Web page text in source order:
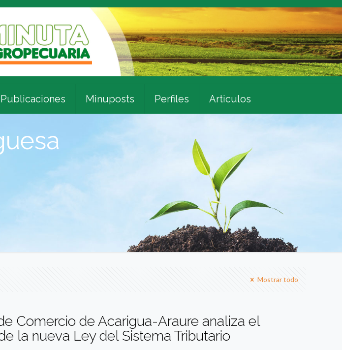
Publicaciones Minuposts Perfiles Articulos
Mostrar todo
Comercio de Acarigua-Araure analiza el
la nueva Ley del Sistema Tributario